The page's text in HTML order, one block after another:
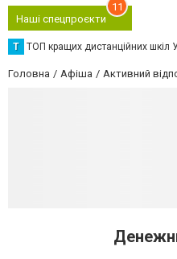
Наші спецпроєкти
11
Т ТОП кращих дистанційних шкіл
Головна Афіша Активний